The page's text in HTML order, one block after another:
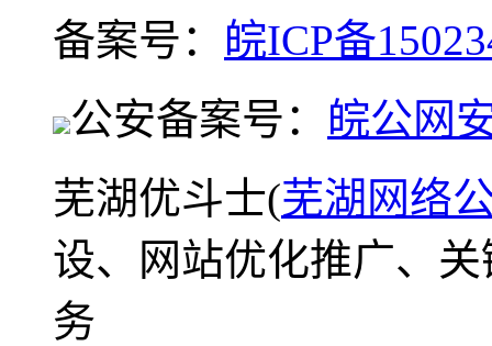
备案号： 皖ICP备
公安备案号： 皖公网
芜湖优斗士(芜湖网络
设、网站优化推广、
务